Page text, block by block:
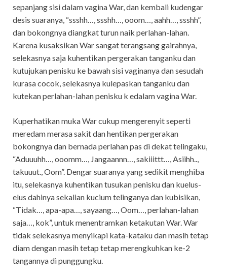
sepanjang sisi dalam vagina War, dan kembali kudengar
desis suaranya, “ssshh…, ssshh…, ooom…, aahh…, ssshh”,
dan bokongnya diangkat turun naik perlahan-lahan.
Karena kusaksikan War sangat terangsang gairahnya,
selekasnya saja kuhentikan pergerakan tanganku dan
kutujukan penisku ke bawah sisi vaginanya dan sesudah
kurasa cocok, selekasnya kulepaskan tanganku dan
kutekan perlahan-lahan penisku k edalam vagina War.
Kuperhatikan muka War cukup mengerenyit seperti
meredam merasa sakit dan hentikan pergerakan
bokongnya dan bernada perlahan pas di dekat telingaku,
“Aduuuhh…, ooomm…, Jangaannn…, sakiiittt…, Asiihh..,
takuuut., Oom”. Dengar suaranya yang sedikit menghiba
itu, selekasnya kuhentikan tusukan penisku dan kuelus-
elus dahinya sekalian kucium telinganya dan kubisikan,
“Tidak…, apa-apa…, sayaang…, Oom…, perlahan-lahan
saja…, kok”, untuk menentramkan ketakutan War. War
tidak selekasnya menyikapi kata-kataku dan masih tetap
diam dengan masih tetap tetap merengkuhkan ke-2
tangannya di punggungku.